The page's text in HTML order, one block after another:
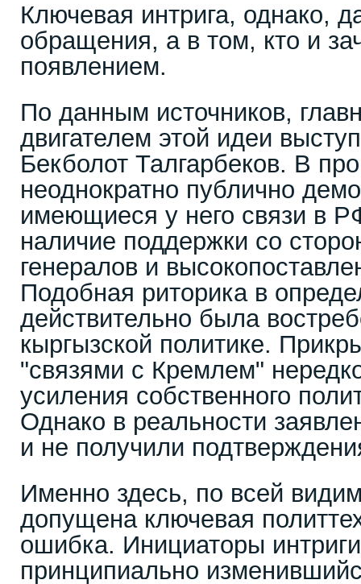
Ключевая интрига, однако,
обращения, а в том, кто и
появлением.
По данным источников,
двигателем этой идеи
Бекболот Талгарбеков. В
неоднократно публично
имеющиеся у него связи в
наличие поддержки со
генералов и
Подобная риторика в
действительно была
кыргызской политике.
"связями с Кремлем"
усиления собственного
Однако в реальности
и не получили
Именно здесь, по всей
допущена ключевая
ошибка. Инициаторы
принципиально